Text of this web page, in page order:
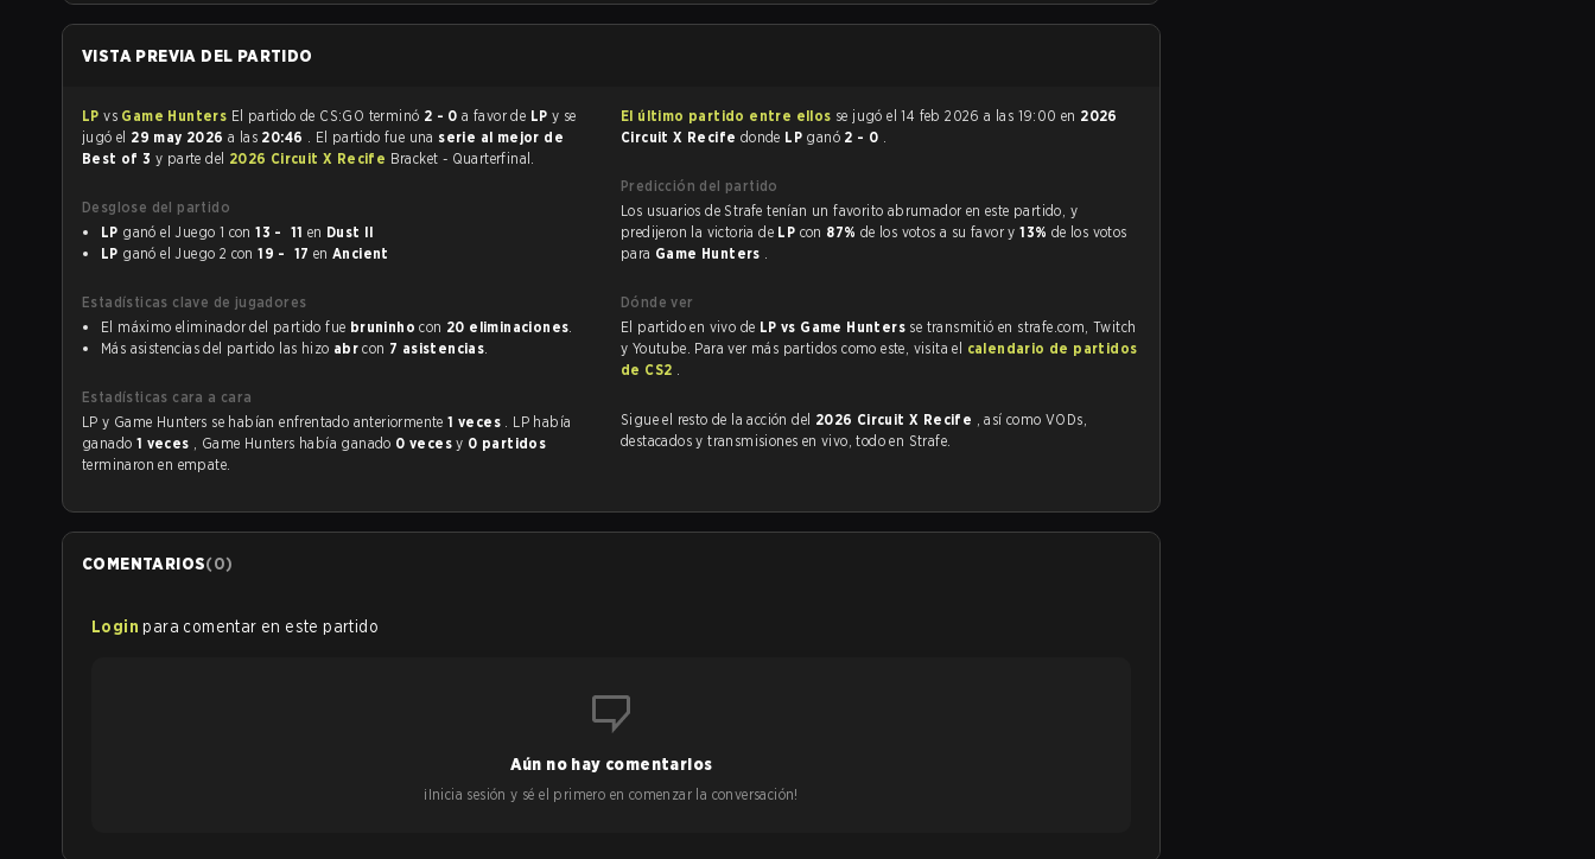
VISTA PREVIA DEL PARTIDO
LPvs Game Hunters El partido de CS:GO terminó 2 - 0 a favor de LP y se
jugó el 29 may 2026 a las 20:46 . El partido fue una serie al mejor de
Best of 3 y parte del 2026 Circuit X Recife Bracket - Quarterfinal.
Desglose del partido
LP
ganó el Juego 1 con 13 - 11 en Dust II
LP
ganó el Juego 2 con 19 - 17 en Ancient
Estadísticas clave de jugadores
El máximo eliminador del partido fue bruninho con 20 eliminaciones.
Más asistencias del partido las hizo abrcon 7 asistencias.
Estadísticas cara a cara
LP y Game Hunters se habían enfrentado anteriormente1 veces . LP había
ganado 1 veces , Game Hunters había ganado 0 vecesy 0 partidos
terminaron en empate.
El último partido entre ellos se jugó el 14 feb 2026 a las 19:00 en 2026
Circuit X Recife donde LP ganó 2 - 0 .
Predicción del partido
Los usuarios de Strafe tenían un favorito abrumador en este partido, y
predijeron la victoria de LP con 87% de los votos a su favor y13% de los votos
para Game Hunters .
Dónde ver
El partido en vivo de LP vs Game Hunters se transmitió en strafe.com, Twitch
y Youtube. Para ver más partidos como este, visita el calendario de partidos
de CS2 .
Sigue el resto de la acción del 2026 Circuit X Recife , así como VODs,
destacados y transmisiones en vivo, todo en Strafe.
COMENTARIOS(0)
Login para comentar en este partido
Aún no hay comentarios
¡Inicia sesión y sé el primero en comenzar la conversación!